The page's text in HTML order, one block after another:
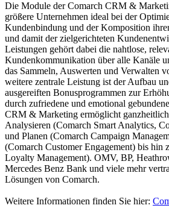
Die Module der Comarch CRM &
größere Unternehmen ideal bei der
Kundenbindung und der Komposition
und damit der zielgerichteten
Leistungen gehört dabei die nahtlose,
Kundenkommunikation über alle Kanäle
das Sammeln, Auswerten und Verwalten
weitere zentrale Leistung ist der Aufbau
ausgereiften Bonusprogrammen zur
durch zufriedene und emotional
CRM & Marketing ermöglicht
Analysieren (Comarch Smart Analytics,
und Planen (Comarch Campaign
(Comarch Customer Engagement) bis hin
Loyalty Management). OMV, BP,
Mercedes Benz Bank und viele mehr
Lösungen von Comarch.
Weitere Informationen finden Sie hier: